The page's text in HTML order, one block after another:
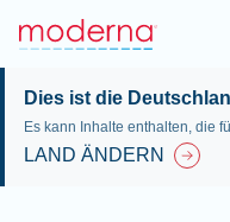
Dies ist die
Es kann Inhalte enthalten, die
LAND ÄNDERN